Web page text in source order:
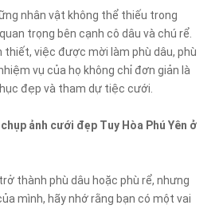
nhân vật không thể thiếu trong
trọng bên cạnh cô dâu và chú rể.
thiết, việc được mời làm phù dâu, phù
vụ của họ không chỉ đơn giản là
đẹp và tham dự tiệc cưới.
ảnh cưới đẹp Tuy Hòa Phú Yên ở
thành phù dâu hoặc phù rể, nhưng
mình, hãy nhớ rằng bạn có một vai